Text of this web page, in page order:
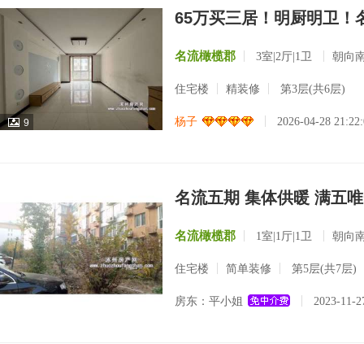
9
65万买三居！明厨明卫！
名流橄榄郡 3室|2厅|1卫 朝向
住宅楼 精装修 第3层(共6层)
杨子 2026-04-28
名流五期 集体供暖 满五
名流橄榄郡 1室|1厅|1卫 朝向
住宅楼 简单装修 第5层(共7层)
房东：平小姐 2023-11-